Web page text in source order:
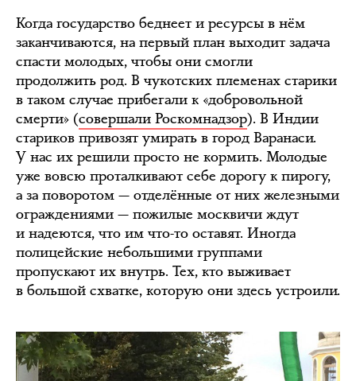
Когда государство беднеет и ресурсы в нём
заканчиваются, на первый план выходит задача
спасти молодых, чтобы они смогли
продолжить род. В чукотских племенах старики
в таком случае прибегали к «добровольной
смерти» (совершали Роскомнадзор). В Индии
стариков привозят умирать в город Варанаси.
У нас их решили просто не кормить. Молодые
уже вовсю проталкивают себе дорогу к пирогу,
а за поворотом — отделённые от них железными
ограждениями — пожилые москвичи ждут
и надеются, что им что-то оставят. Иногда
полицейские небольшими группами
пропускают их внутрь. Тех, кто выживает
в большой схватке, которую они здесь устроили.